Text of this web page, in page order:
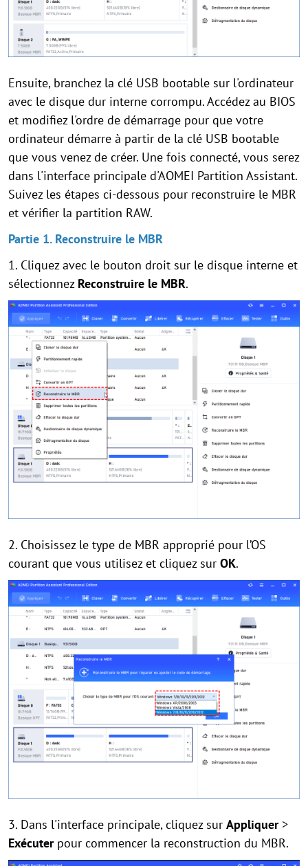
Ensuite, branchez la clé USB bootable sur l'ordinateur
avec le disque dur interne corrompu. Accédez au BIOS
et modifiez l'ordre de démarrage pour que votre
ordinateur démarre à partir de la clé USB bootable
que vous venez de créer. Une fois connecté, vous serez
dans l'interface principale d'AOMEI Partition Assistant.
Suivez les étapes ci-dessous pour reconstruire le MBR
et vérifier la partition RAW.
Partie 1. Reconstruire le MBR
1. Cliquez avec le bouton droit sur le disque interne et
sélectionnez Reconstruire le MBR.
2. Choisissez le type de MBR approprié pour l’OS
courant que vous utilisez et cliquez sur OK.
3. Dans l'interface principale, cliquez sur Appliquer>
Exécuterpour commencer la reconstruction du MBR.